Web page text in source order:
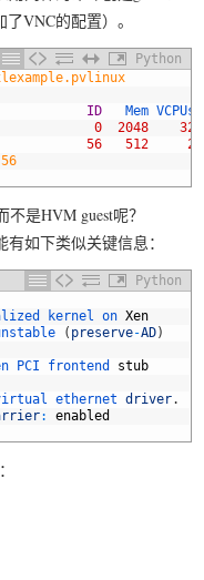
VNC的配置）。
Python
ID Mem
0 2048
32
56 512
2
是HVM guest呢？
如下类似关键信息：
Python
kernel on Xen
( preserve-AD)
PCI frontend stub
ethernet driver.
:
enabled